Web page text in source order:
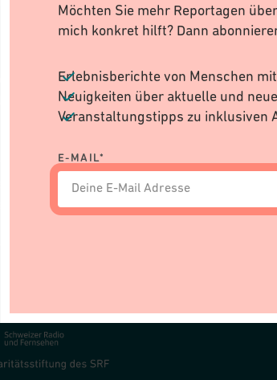
& Legat
Pfarreien
Stiftung
Stiftungsrat
Geschäftsstelle
Jahresberichte
Jobs
Möchten Sie mehr Reportagen
mich konkret hilft? Dann
Erlebnisberichte von Menschen
Neuigkeiten über aktuelle und
Veranstaltungstipps zu inklusiven
E-MAIL*